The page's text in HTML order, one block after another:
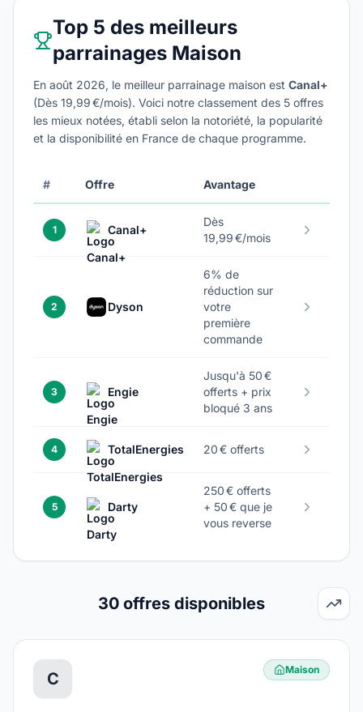
Top 5 des meilleurs
parrainages Maison
En août 2026, le meilleur parrainage maison est Canal+
(Dès 19,99 €/mois). Voici notre classement des 5 offres
les mieux notées, établi selon la notoriété, la popularité
et la disponibilité en France de chaque programme.
# Offre Avantage
1 Canal+
Dès
19,99 €/mois
2 Dyson
6% de
réduction sur
votre
première
commande
3 Engie
Jusqu'à 50 €
offerts + prix
bloqué 3 ans
4 TotalEnergies 20 € offerts
5 Darty
250 € offerts
+ 50 € que je
vous reverse
30 offres disponibles
C Maison